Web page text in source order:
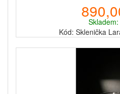
Kód: Sklenička